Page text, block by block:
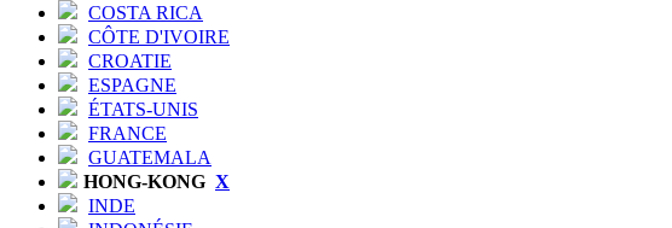
COSTA RICA
CÔTE D'IVOIRE
CROATIE
ESPAGNE
ÉTATS-UNIS
FRANCE
GUATEMALA
HONG-KONG X
INDE